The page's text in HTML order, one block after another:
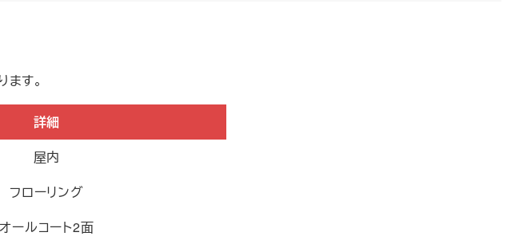
す。
詳細
屋内
フローリング
オールコート2面